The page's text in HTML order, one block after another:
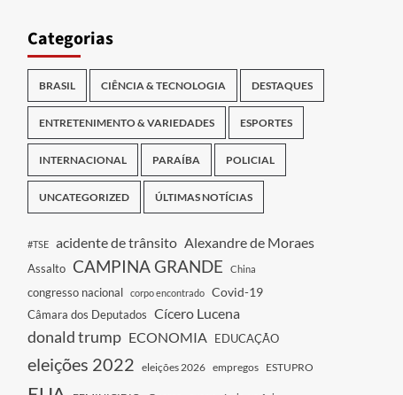
Categorias
BRASIL CIÊNCIA & TECNOLOGIA DESTAQUES
ENTRETENIMENTO & VARIEDADES ESPORTES
INTERNACIONAL PARAÍBA POLICIAL
UNCATEGORIZED ÚLTIMAS NOTÍCIAS
#TSE acidente de trânsito Alexandre de Moraes
Assalto CAMPINA GRANDE China
congresso nacional corpo encontrado Covid-19
Câmara dos Deputados Cícero Lucena
donald trump ECONOMIA EDUCAÇÃO
eleições 2022 eleições 2026 empregos ESTUPRO